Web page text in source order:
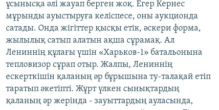
ұсынысқа әлі жауап берген жоқ. Егер Кернес
мұрынды ауыстыруға келіспесе, оны аукционда
сатады. Онда жігіттер қысқы етік, әскери форма,
жылылық сатып алатын ақша сұрамақ. Ал
Лениннің құлағы үшін «Харьков-1» батальонына
тепловизор сұрап отыр. Жалпы, Лениннің
ескерткішін қаланың әр бұрышына ту-талақай етіп
таратып әкетіпті. Жұрт үлкен сынықтардың
қаланың әр жерінда - зауыттардың ауласында,